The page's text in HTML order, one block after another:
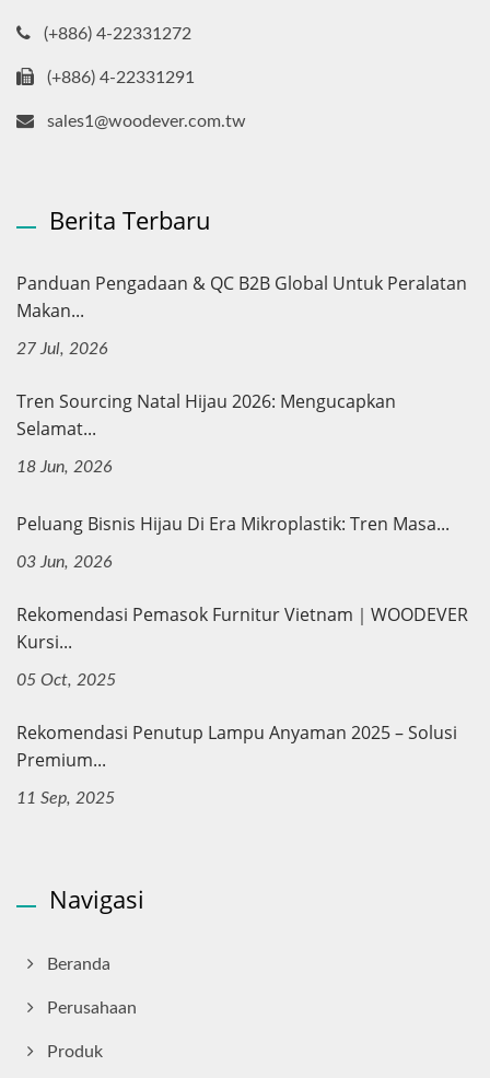
(+886) 4-22331272
(+886) 4-22331291
sales1@woodever.com.tw
Berita Terbaru
Panduan Pengadaan & QC B2B Global Untuk Peralatan
Makan...
27 Jul, 2026
Tren Sourcing Natal Hijau 2026: Mengucapkan
Selamat...
18 Jun, 2026
Peluang Bisnis Hijau Di Era Mikroplastik: Tren Masa...
03 Jun, 2026
Rekomendasi Pemasok Furnitur Vietnam｜WOODEVER
Kursi...
05 Oct, 2025
Rekomendasi Penutup Lampu Anyaman 2025 – Solusi
Premium...
11 Sep, 2025
Navigasi
Beranda
Perusahaan
Produk